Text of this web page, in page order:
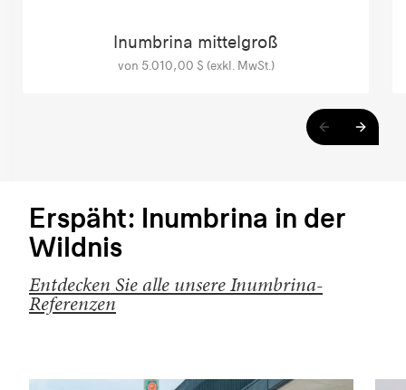
Inumbrina mittelgroß
von 5.010,00 $ (exkl. MwSt.)
Erspäht: Inumbrina in der
Wildnis
Entdecken Sie alle unsere Inumbrina-
Referenzen